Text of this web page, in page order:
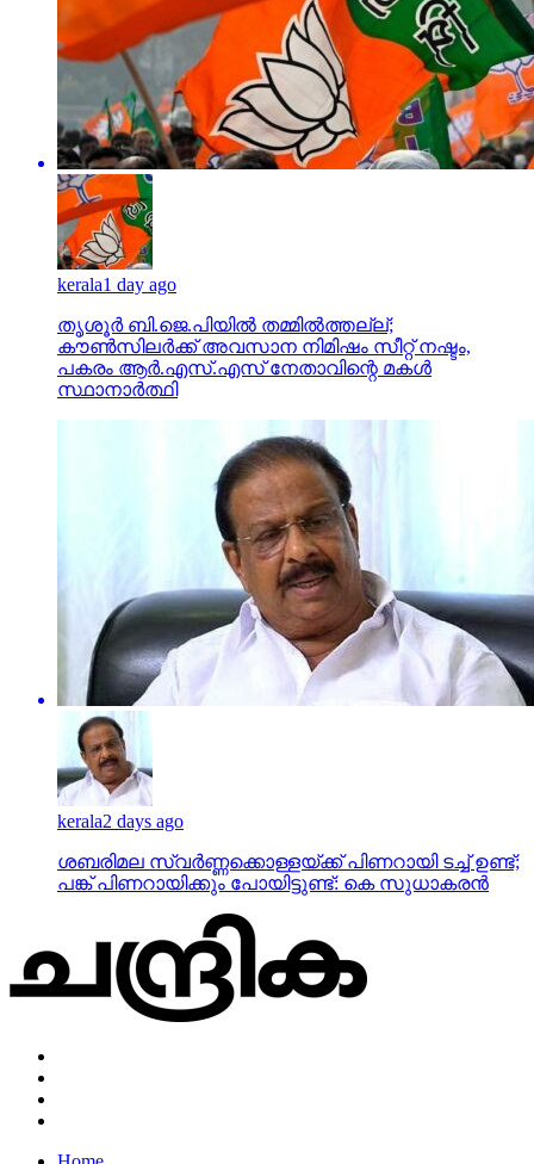
kerala1 day ago
തൃശൂര്‍ ബി.ജെ.പിയില്‍ തമ്മില്‍ത്തല്ല്;
കൗണ്‍സിലര്‍ക്ക് അവസാന നിമിഷം സീറ്റ് നഷ്ടം,
പകരം ആര്‍.എസ്.എസ് നേതാവിന്റെ മകള്‍
സ്ഥാനാര്‍ത്ഥി
kerala2 days ago
ശബരിമല സ്വര്‍ണ്ണക്കൊള്ളയ്ക്ക് പിണറായി ടച്ച് ഉണ്ട്;
പങ്ക് പിണറായിക്കും പോയിട്ടുണ്ട്: കെ സുധാകരന്‍